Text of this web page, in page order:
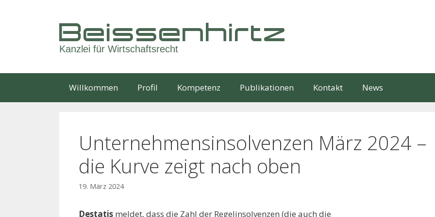
Beissenhirtz
Kanzlei für Wirtschaftsrecht
Willkommen Profil Kompetenz Publikationen Kontakt News
Unternehmensinsolvenzen März 2024 –
die Kurve zeigt nach oben
19. März 2024
Destatis meldet, dass die Zahl der Regelinsolvenzen (die auch die